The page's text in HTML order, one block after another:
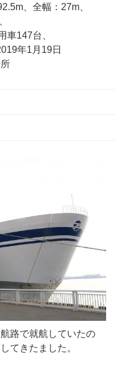
、全幅：27m、
車147台、
年1月19日
路で就航していたの
てきたました。